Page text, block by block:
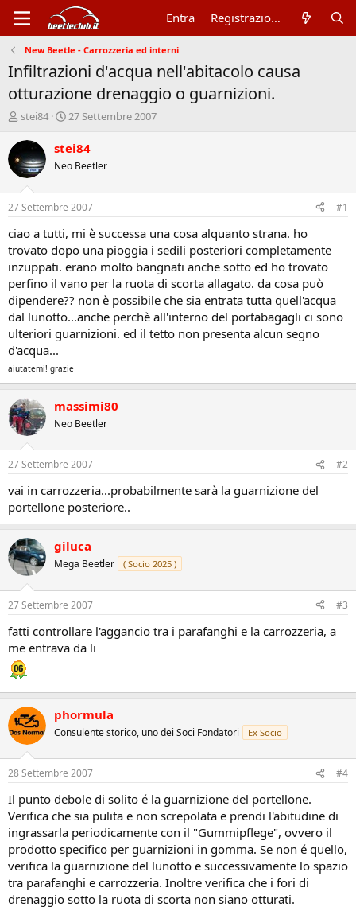
Entra Registrazione
New Beetle - Carrozzeria ed interni
Infiltrazioni d'acqua nell'abitacolo causa
otturazione drenaggio o guarnizioni.
A
t
o
r
e
d
i
s
u
s
s
i
o
n
stei84
D
t
d
n
i
o
27 Settembre 2007
stei84
Neo Beetler
27 Settembre 2007 #1
ciao a tutti, mi è successa una cosa alquanto strana. ho
trovato dopo una pioggia i sedili posteriori completamente
inzuppati. erano molto bangnati anche sotto ed ho trovato
perfino il vano per la ruota di scorta allagato. da cosa può
dipendere?? non è possibile che sia entrata tutta quell'acqua
dal lunotto...anche perchè all'interno del portabagagli ci sono
ulteriori guarnizioni. ed il tetto non presenta alcun segno
d'acqua...
aiutatemi! grazie
massimi80
Neo Beetler
27 Settembre 2007 #2
vai in carrozzeria...probabilmente sarà la guarnizione del
portellone posteriore..
giluca
Mega Beetler ( Socio 2025 )
27 Settembre 2007 #3
fatti controllare l'aggancio tra i parafanghi e la carrozzeria, a
me entrava da li
phormula
Consulente storico, uno dei Soci Fondatori Ex Socio
28 Settembre 2007 #4
Il punto debole di solito é la guarnizione del portellone.
Verifica che sia pulita e non screpolata e prendi l'abitudine di
ingrassarla periodicamente con il "Gummipflege", ovvero il
prodotto specifico per guarnizioni in gomma. Se non é quello,
verifica la guarnizione del lunotto e successivamente lo spazio
tra parafanghi e carrozzeria. Inoltre verifica che i fori di
drenaggio sotto la ruota di scorta non siano otturati.